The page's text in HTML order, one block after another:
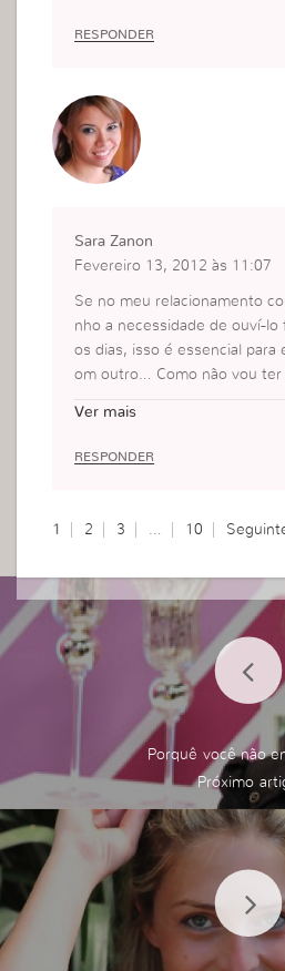
RESPONDER
Sara Zanon
Fevereiro 13, 2012 às 11:07
Se no meu relacionamento
nho a necessidade de ouví-lo
os dias, isso é essencial para
om outro… Como não vou ter
Lo tem que ser uma
o Ouvir ao meu Deus.
Infelizmente a maioria das
ue não são, com o “muito”
Beijokas,
Ver mais
RESPONDER
1 2 3 … 10
Porquê você não